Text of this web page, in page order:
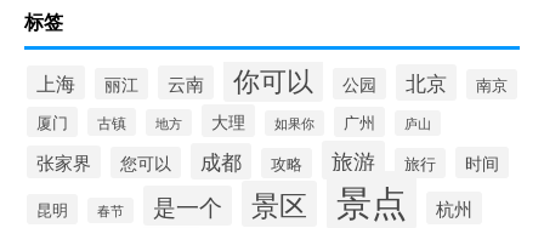
标签
上海 丽江 云南 你可以 公园 北京
南京
厦门
古镇 地方 大理 如果你 广州 庐山
张家界 您可以 成都 攻略 旅游 旅行 时间
昆明 春节 是一个 景区 景点 杭州